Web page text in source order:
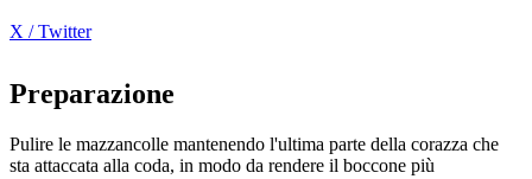
X / Twitter
Preparazione
Pulire le mazzancolle mantenendo l'ultima parte della corazza che
sta attaccata alla coda, in modo da rendere il boccone più